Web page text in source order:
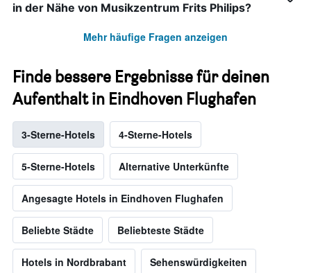
in der Nähe von Musikzentrum Frits Philips?
Mehr häufige Fragen anzeigen
Finde bessere Ergebnisse für deinen
Aufenthalt in Eindhoven Flughafen
3-Sterne-Hotels 4-Sterne-Hotels
5-Sterne-Hotels Alternative Unterkünfte
Angesagte Hotels in Eindhoven Flughafen
Beliebte Städte Beliebteste Städte
Hotels in Nordbrabant Sehenswürdigkeiten